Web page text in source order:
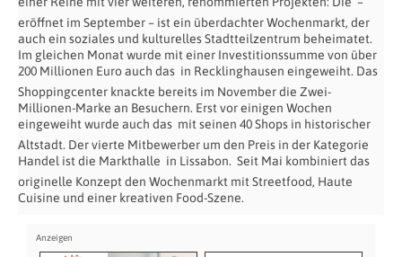
eröffnet im September – ist ein überdachter Wochenmarkt, der
auch ein soziales und kulturelles Stadtteilzentrum beheimatet.
Im gleichen Monat wurde mit einer Investitionssumme von über
200 Millionen Euro auch das in Recklinghausen eingeweiht. Das
Shoppingcenter knackte bereits im November die Zwei-
Millionen-Marke an Besuchern. Erst vor einigen Wochen
eingeweiht wurde auch das mit seinen 40 Shops in historischer
Altstadt. Der vierte Mitbewerber um den Preis in der Kategorie
Handel ist die Markthalle in Lissabon. Seit Mai kombiniert das
originelle Konzept den Wochenmarkt mit Streetfood, Haute
Cuisine und einer kreativen Food-Szene.